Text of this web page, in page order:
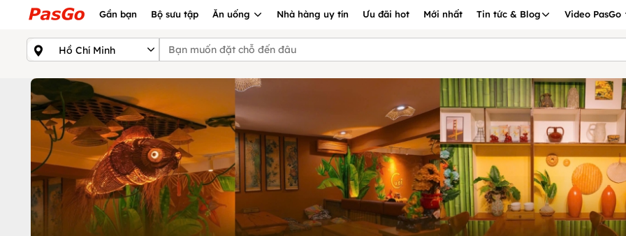
Gần bạn Bộ sưu tập Ăn uống Nhà hàng uy tín Ưu đãi hot Mới nhất Tin tức & Blog Video PasGo